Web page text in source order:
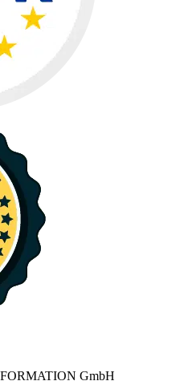
GmbH